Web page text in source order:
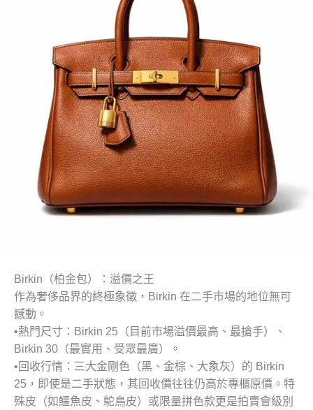
Birkin（柏金包）：溢價之王
作為奢侈品界的終極象徵，Birkin 在二手市場的地位無可
撼動。
•熱門尺寸 ：Birkin 25（目前市場溢價最高、最搶手）、
Birkin 30（最實用、受眾最廣）。
• 回收行情 ：三大金剛色（黑、金棕、大象灰）的 Birkin
25，即使是二手狀態，其回收價往往仍高於專櫃原價。特
殊皮（如鱷魚皮、鴕鳥皮）或限量拼色款更是拍賣會級別